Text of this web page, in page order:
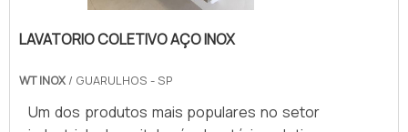
LAVATORIO COLETIVO AÇO INOX
WT INOX / GUARULHOS - SP
Um dos produtos mais populares no setor